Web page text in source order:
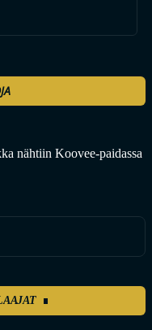
nähtiin Koovee-paidassa